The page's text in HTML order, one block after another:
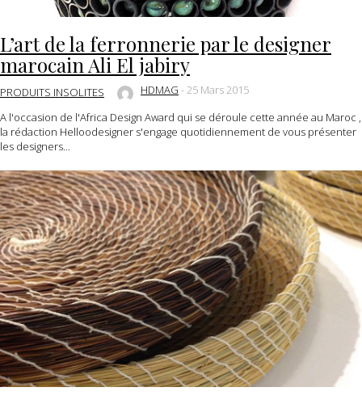
L’art de la ferronnerie par le designer
marocain Ali El jabiry
PRODUITS INSOLITES HDMAG -25 Mars 2015
A l'occasion de l'Africa Design Award qui se déroule cette année au Maroc ,
la rédaction Helloodesigner s'engage quotidiennement de vous présenter
les designers...